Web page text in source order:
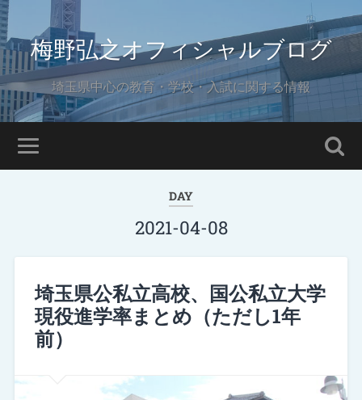
梅野弘之オフィシャルブログ
埼玉県中心の教育・学校・入試に関する情報
DAY
2021-04-08
埼玉県公私立高校、国公私立大学
現役進学率まとめ（ただし1年
前）